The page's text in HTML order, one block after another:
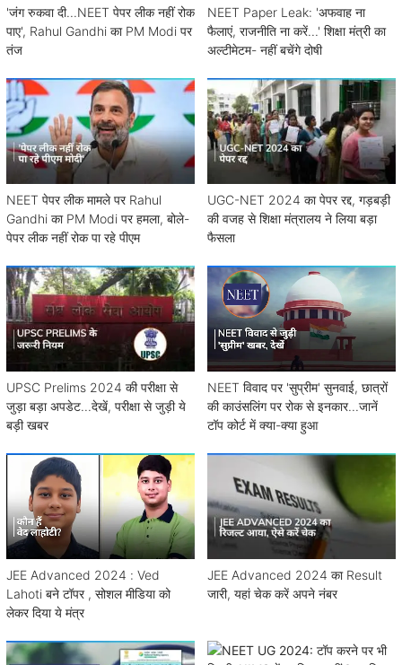
'जंग रुकवा दी...NEET पेपर लीक नहीं रोक
पाए', Rahul Gandhi का PM Modi पर
तंज
NEET Paper Leak: 'अफवाह ना
फैलाएं, राजनीति ना करें...' शिक्षा मंत्री का
अल्टीमेटम- नहीं बचेंगे दोषी
NEET पेपर लीक मामले पर Rahul
Gandhi का PM Modi पर हमला, बोले-
पेपर लीक नहीं रोक पा रहे पीएम
UGC-NET 2024 का पेपर रद्द, गड़बड़ी
की वजह से शिक्षा मंत्रालय ने लिया बड़ा
फैसला
UPSC Prelims 2024 की परीक्षा से
जुड़ा बड़ा अपडेट...देखें, परीक्षा से जुड़ी ये
बड़ी खबर
NEET विवाद पर 'सुप्रीम' सुनवाई, छात्रों
की काउंसलिंग पर रोक से इनकार...जानें
टॉप कोर्ट में क्या-क्या हुआ
JEE Advanced 2024 : Ved
Lahoti बने टॉपर , सोशल मीडिया को
लेकर दिया ये मंत्र
JEE Advanced 2024 का Result
जारी, यहां चेक करें अपने नंबर